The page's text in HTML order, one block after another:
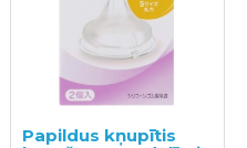
Papildus kņupītis